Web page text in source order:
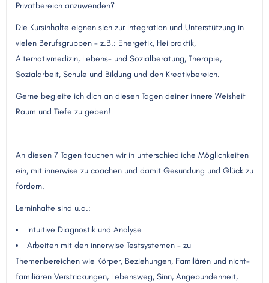
Privatbereich anzuwenden?
Die Kursinhalte eignen sich zur Integration und Unterstützung in
vielen Berufsgruppen - z.B.: Energetik, Heilpraktik,
Alternativmedizin, Lebens- und Sozialberatung, Therapie,
Sozialarbeit, Schule und Bildung und den Kreativbereich.
Gerne begleite ich dich an diesen Tagen deiner innere Weisheit
Raum und Tiefe zu geben!
An diesen 7 Tagen tauchen wir in unterschiedliche Möglichkeiten
ein, mit innerwise zu coachen und damit Gesundung und Glück zu
fördern.
Lerninhalte sind u.a.:
Intuitive Diagnostik und Analyse
Arbeiten mit den innerwise Testsystemen - zu
Themenbereichen wie Körper, Beziehungen, Familären und nicht-
familiären Verstrickungen, Lebensweg, Sinn, Angebundenheit,